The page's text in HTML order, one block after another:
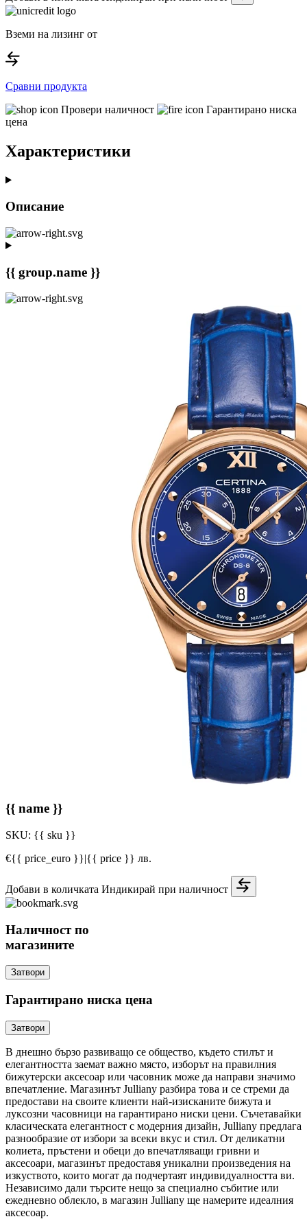
Вземи на лизинг от
Сравни продукта
Провери наличност
Гарантирано ниска
цена
Характеристики
Описание
{{ group.name }}
{{ name }}
SKU: {{ sku }}
€{{ price_euro }}|{{ price }} лв.
Добави в количката Индикирай при наличност
Наличност по
магазините
Затвори
Гарантирано ниска цена
Затвори
В днешно бързо развиващо се общество, където стилът и
елегантността заемат важно място, изборът на правилния
бижутерски аксесоар или часовник може да направи значимо
впечатление. Магазинът Julliany разбира това и се стреми да
предостави на своите клиенти най-изисканите бижута и
луксозни часовници на гарантирано ниски цени. Съчетавайки
класическата елегантност с модерния дизайн, Julliany предлага
разнообразие от избори за всеки вкус и стил. От деликатни
колиета, пръстени и обеци до впечатляващи гривни и
аксесоари, магазинът предоставя уникални произведения на
изкуството, които могат да подчертаят индивидуалността ви.
Независимо дали търсите нещо за специално събитие или
ежедневно облекло, в магазин Julliany ще намерите идеалния
аксесоар.